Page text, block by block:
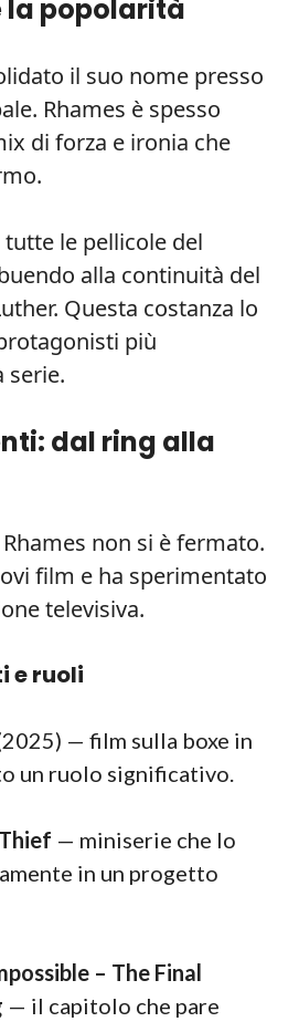
la popolarità
il suo nome presso
Rhames è spesso
di forza e ironia che
le pellicole del
alla continuità del
Questa costanza lo
più
serie.
dal ring alla
non si è fermato.
film e ha sperimentato
televisiva.
e ruoli
— film sulla boxe in
un ruolo significativo.
— miniserie che lo
in un progetto
– The Final
— il capitolo che pare